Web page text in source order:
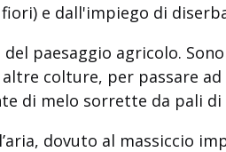
e dall'impiego di
paesaggio agricolo.
colture, per passare
di melo sorrette da pali
dovuto al massiccio